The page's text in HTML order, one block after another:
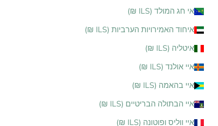
אי חג המולד (ILS ₪)
איחוד האמירויות הערביות (ILS ₪)
איטליה (ILS ₪)
איי אולנד (ILS ₪)
איי בהאמה (ILS ₪)
איי הבתולה הבריטיים (ILS ₪)
איי ווליס ופוטונה (ILS ₪)